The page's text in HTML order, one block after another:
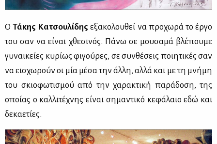
ΟΤάκης Κα­τσου­λί­δηςεξα­κο­λου­θεί να προ­χω­ρά το έρ­γο
του σαν να εί­ναι χθε­σι­νός. Πά­νω σε μου­σα­μά βλέ­που­με
γυ­ναι­κεί­ες κυ­ρί­ως φι­γού­ρες, σε συν­θέ­σεις ποι­η­τι­κές σαν
να ει­σχω­ρούν οι μία μέ­σα την άλ­λη, αλ­λά και με τη μνή­μη
του σκιο­φω­τι­σμού από την χα­ρα­κτι­κή πα­ρά­δο­ση, της
οποί­ας ο καλ­λι­τέ­χνης εί­ναι ση­μα­ντι­κό κε­φά­λαιο εδώ και
δε­κα­ε­τί­ες.